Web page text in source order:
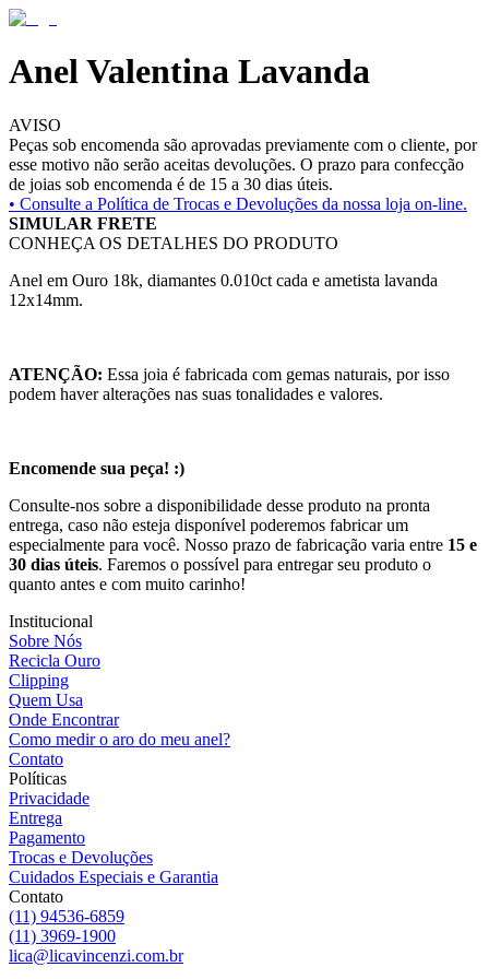
Anel Valentina Lavanda
AVISO
Peças sob encomenda são aprovadas previamente com o cliente, por
esse motivo não serão aceitas devoluções. O prazo para confecção
de joias sob encomenda é de 15 a 30 dias úteis.
• Consulte a Política de Trocas e Devoluções da nossa loja on-line.
SIMULAR FRETE
CONHEÇA OS DETALHES DO PRODUTO
Anel em Ouro 18k, diamantes 0.010ct cada e ametista lavanda
12x14mm.
ATENÇÃO: Essa joia é fabricada com gemas naturais, por isso
podem haver alterações nas suas tonalidades e valores.
Encomende sua peça! :)
Consulte-nos sobre a disponibilidade desse produto na pronta
entrega, caso não esteja disponível poderemos fabricar um
especialmente para você. Nosso prazo de fabricação varia entre 15 e
30 dias úteis. Faremos o possível para entregar seu produto o
quanto antes e com muito carinho!
Institucional
Sobre Nós
Recicla Ouro
Clipping
Quem Usa
Onde Encontrar
Como medir o aro do meu anel?
Contato
Políticas
Privacidade
Entrega
Pagamento
Trocas e Devoluções
Cuidados Especiais e Garantia
Contato
(11) 94536-6859
(11) 3969-1900
lica@licavincenzi.com.br